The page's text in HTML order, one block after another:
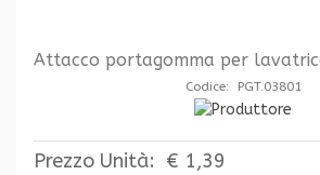
Attacco portagomma per
Codice: PGT.03801
Prezzo Unità: € 1,39